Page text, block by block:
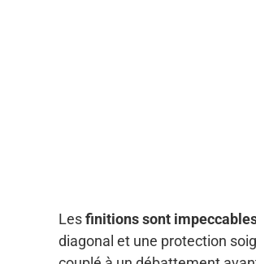
Lesfinitions sont
diagonal et une protection